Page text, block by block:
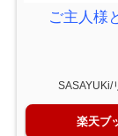
ご主人様
SASAYUKi/
楽天ブ